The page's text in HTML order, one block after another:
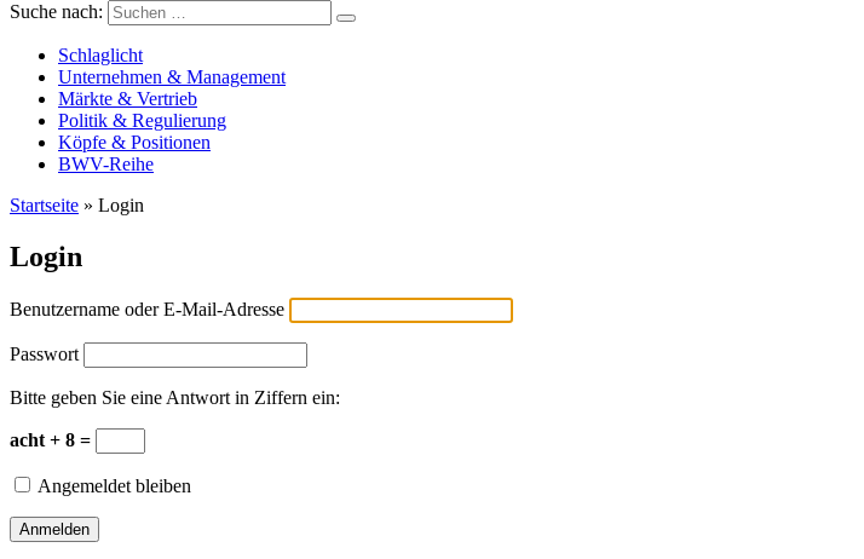
Versicherungswirtschaft-heute
Suche nach:
Schlaglicht
Unternehmen & Management
Märkte & Vertrieb
Politik & Regulierung
Köpfe & Positionen
BWV-Reihe
Startseite » Login
Login
Benutzername oder E-Mail-Adresse
Passwort
Bitte geben Sie eine Antwort in Ziffern ein:
acht + 8 =
Angemeldet bleiben